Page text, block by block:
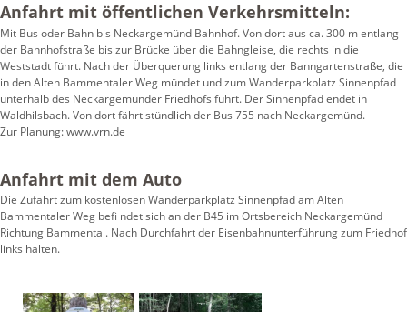
Anfahrt mit öffentlichen Verkehrsmitteln:
Mit Bus oder Bahn bis Neckargemünd Bahnhof. Von dort aus ca. 300 m entlang
der Bahnhofstraße bis zur Brücke über die Bahngleise, die rechts in die
Weststadt führt. Nach der Überquerung links entlang der Banngartenstraße, die
in den Alten Bammentaler Weg mündet und zum Wanderparkplatz Sinnenpfad
unterhalb des Neckargemünder Friedhofs führt. Der Sinnenpfad endet in
Waldhilsbach. Von dort fährt stündlich der Bus 755 nach Neckargemünd.
Zur Planung: www.vrn.de
Anfahrt mit dem Auto
Die Zufahrt zum kostenlosen Wanderparkplatz Sinnenpfad am Alten
Bammentaler Weg befi ndet sich an der B45 im Ortsbereich Neckargemünd
Richtung Bammental. Nach Durchfahrt der Eisenbahnunterführung zum Friedhof
links halten.